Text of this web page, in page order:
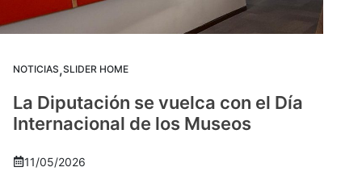
NOTICIAS,SLIDER HOME
La Diputación se vuelca con el Día
Internacional de los Museos
11/05/2026